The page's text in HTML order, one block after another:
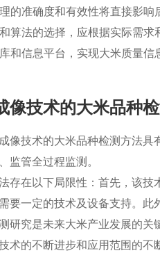
的准确度和有效性将直接影响
算法的选择，应根据实际需求
和信息平台，实现大米质量信
像技术的大米品种
像技术的大米品种检测方法
监管全过程监测。
存在以下局限性：首先，该
要一定的技术及设备支持。此
研究是未来大米产业发展的
术的不断进步和应用范围的